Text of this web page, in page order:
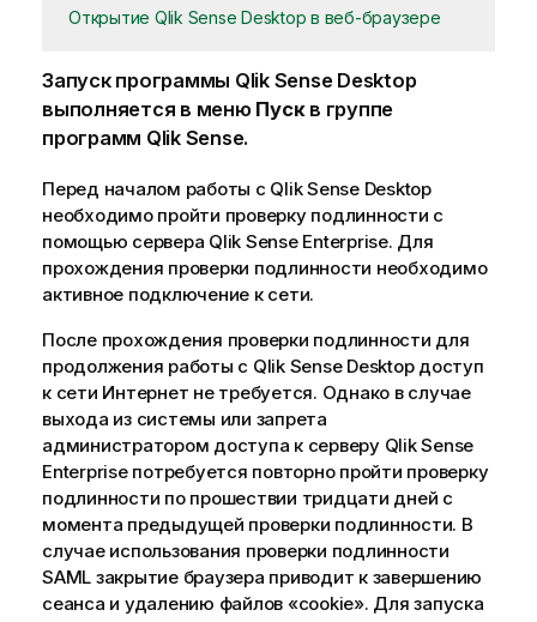
Открытие Qlik Sense Desktop в веб-браузере
Запуск программы Qlik Sense Desktop
выполняется в меню Пускв группе
программ Qlik Sense.
Перед началом работы с Qlik Sense Desktop
необходимо пройти проверку подлинности с
помощью сервера Qlik Sense Enterprise. Для
прохождения проверки подлинности необходимо
активное подключение к сети.
После прохождения проверки подлинности для
продолжения работы с Qlik Sense Desktopдоступ
к сети Интернет не требуется. Однако в случае
выхода из системы или запрета
администратором доступа к серверу Qlik Sense
Enterpriseпотребуется повторно пройти проверку
подлинности по прошествии тридцати дней с
момента предыдущей проверки подлинности. В
случае использования проверки подлинности
SAML закрытие браузера приводит к завершению
сеанса и удалению файлов «cookie». Для запуска